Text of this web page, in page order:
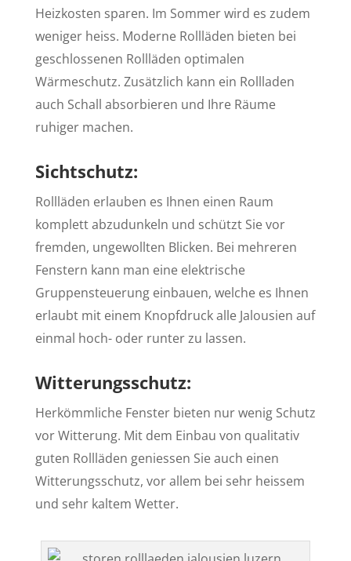
Heizkosten sparen. Im Sommer wird es zudem
weniger heiss. Moderne Rollläden bieten bei
geschlossenen Rollläden optimalen
Wärmeschutz. Zusätzlich kann ein Rollladen
auch Schall absorbieren und Ihre Räume
ruhiger machen.
Sichtschutz:
Rollläden erlauben es Ihnen einen Raum
komplett abzudunkeln und schützt Sie vor
fremden, ungewollten Blicken. Bei mehreren
Fenstern kann man eine elektrische
Gruppensteuerung einbauen, welche es Ihnen
erlaubt mit einem Knopfdruck alle Jalousien auf
einmal hoch- oder runter zu lassen.
Witterungsschutz:
Herkömmliche Fenster bieten nur wenig Schutz
vor Witterung. Mit dem Einbau von qualitativ
guten Rollläden geniessen Sie auch einen
Witterungsschutz, vor allem bei sehr heissem
und sehr kaltem Wetter.